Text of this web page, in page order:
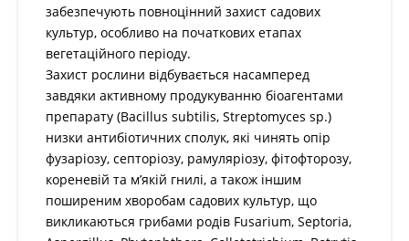
повноцінний захист садових культур, особливо на
початкових етапах вегетаційного періоду.
Захист рослини відбувається насамперед завдяки
активному продукуванню біоагентами препарату
(Bacillus subtilis, Streptomyces sp.) низки
антибіотичних сполук, які чинять опір фузаріозу,
септоріозу, рамуляріозу, фітофторозу, кореневій та
м’якій гнилі, а також іншим поширеним хворобам
садових культур, що викликаються грибами родів
Fusarium, Septoria, Aspergillus, Phytophthora,
Colletotrichium, Botrytis, Rhizopus та бактеріями